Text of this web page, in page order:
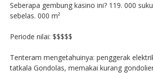
Seberapa gembung kasino ini? 119. 000
sebelas. 000 m²
Periode nilai: $$$$$
Tenteram mengetahuinya: penggerak
tatkala Gondolas, memakai kurang